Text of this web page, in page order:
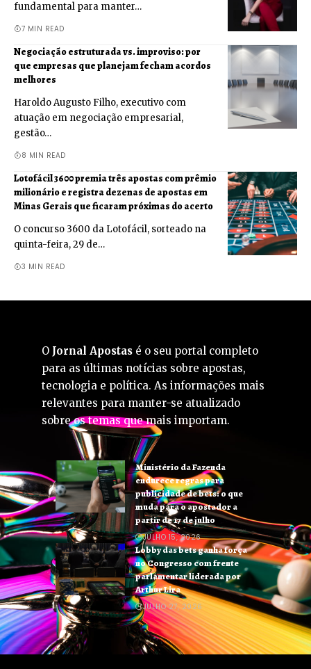
fundamental para manter…
7 MIN READ
Negociação estruturada vs. improviso: por
que empresas que planejam fecham acordos
melhores
Haroldo Augusto Filho, executivo com
atuação em negociação empresarial,
gestão…
8 MIN READ
Lotofácil 3600 premia três apostas com prêmio
milionário e registra dezenas de apostas em
Minas Gerais que ficaram próximas do acerto
O concurso 3600 da Lotofácil, sorteado na
quinta-feira, 29 de…
3 MIN READ
O Jornal Apostas é o seu portal completo
para as últimas notícias sobre apostas,
tecnologia e política. As informações mais
relevantes para manter-se atualizado
sobre os temas que mais importam.
Ministério da Fazenda
endurece regras para
publicidade de bets: o que
muda para o apostador a
partir de 17 de julho
JULHO 15, 2026
Lobby das bets ganha força
no Congresso com frente
parlamentar liderada por
Arthur Lira
JULHO 27, 2026